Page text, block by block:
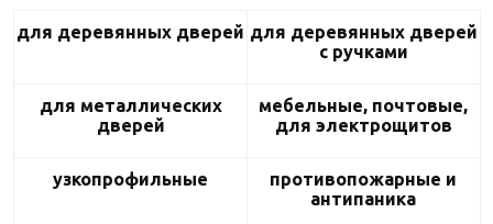
для деревянных дверей для деревянных дверей
с ручками
для металлических
дверей
мебельные, почтовые,
для электрощитов
узкопрофильные
противопожарные и
антипаника